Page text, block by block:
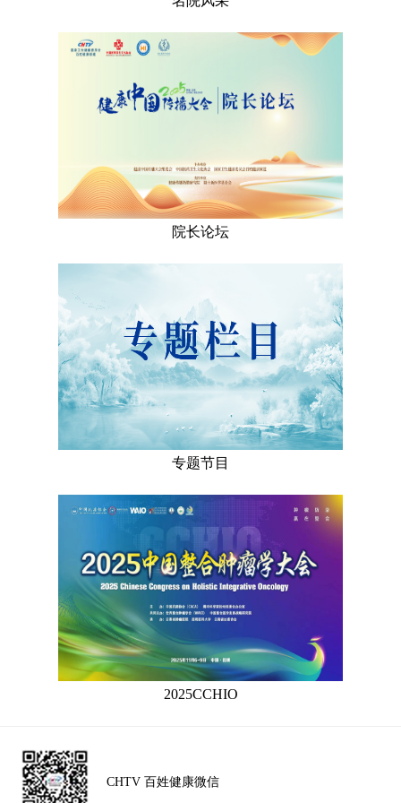
院长论坛
专题节目
2025CCHIO
CHTV 百姓健康微信